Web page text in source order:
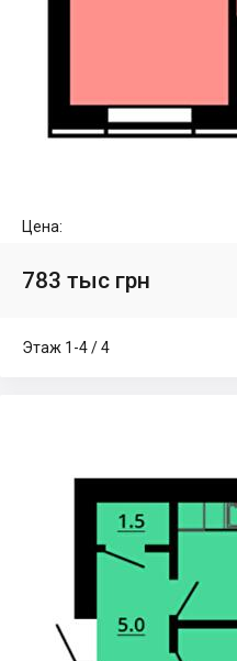
Цена:
783 тыс грн
Этаж 1-4 / 4